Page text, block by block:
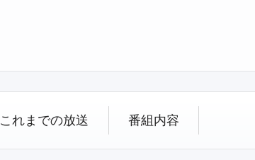
これまでの放送 番組内容